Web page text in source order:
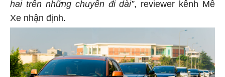
hai trên những chuyến đi dài”, reviewer kênh Mê
Xe nhận định.